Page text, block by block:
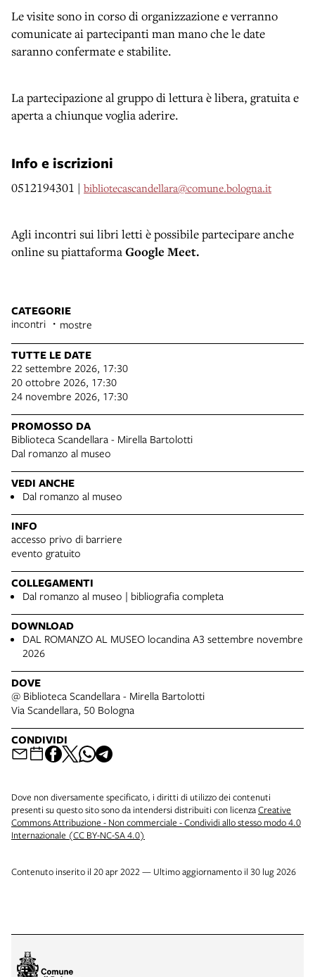
Le visite sono in corso di organizzazione e verranno
comunicate ai partecipanti man mano che le date
saranno confermate e stabilite.
La partecipazione al gruppo di lettura è libera, gratuita e
aperta a chiunque voglia aderire.
Info e iscrizioni
0512194301 | bibliotecascandellara@comune.bologna.it
Agli incontri sui libri letti è possibile partecipare anche
online su piattaformaGoogle Meet.
CATEGORIE
incontri mostre
TUTTE LE DATE
22 settembre 2026, 17:30
20 ottobre 2026, 17:30
24 novembre 2026, 17:30
PROMOSSO DA
Biblioteca Scandellara - Mirella Bartolotti
Dal romanzo al museo
VEDI ANCHE
Dal romanzo al museo
INFO
accesso privo di barriere
evento gratuito
COLLEGAMENTI
Dal romanzo al museo | bibliografia completa
DOWNLOAD
DAL ROMANZO AL MUSEO locandina A3 settembre novembre
2026
DOVE
@ Biblioteca Scandellara - Mirella Bartolotti
Via Scandellara, 50 Bologna
CONDIVIDI
Dove non diversamente specificato, i diritti di utilizzo dei contenuti
presenti su questo sito sono da intendersi distribuiti con licenzaCreative
Commons Attribuzione - Non commerciale - Condividi allo stesso modo 4.0
Internazionale (CC BY-NC-SA 4.0)
Contenuto inserito il 20 apr 2022 — Ultimo aggiornamento il 30 lug 2026